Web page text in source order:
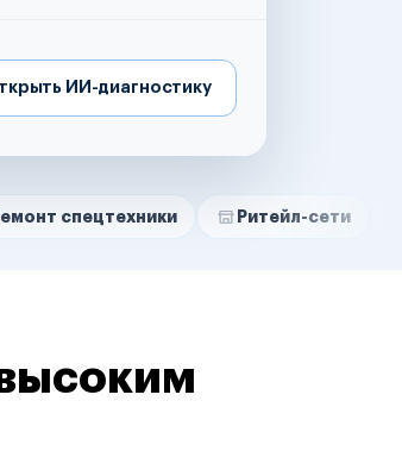
ИИ-диагностику
Ритейл-сети